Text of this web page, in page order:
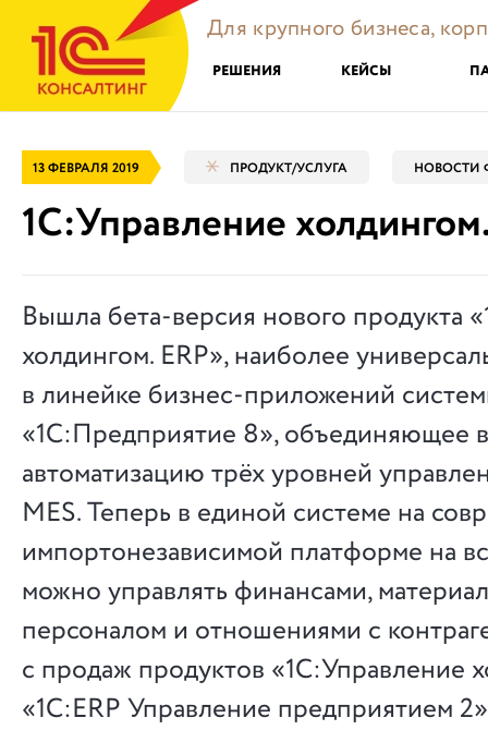
Для крупного бизнеса,
РЕШЕНИЯ КЕЙСЫ
13 ФЕВРАЛЯ 2019 ПРОДУКТ/УСЛУГА НОВОСТИ
1С:Управление
Вышла бета-версия нового продукта
холдингом. ERP», наиболее
в линейке бизнес-приложений
«1С:Предприятие 8», объединяющее
автоматизацию трёх уровней
MES. Теперь в единой системе на
импортонезависимой платформе на
можно управлять финансами,
персоналом и отношениями с
с продаж продуктов «1С:Управление
«1С:ERP Управление предприятием